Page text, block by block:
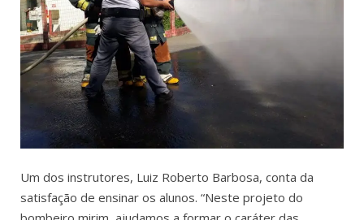
Um dos instrutores, Luiz Roberto Barbosa, conta da
satisfação de ensinar os alunos. “Neste projeto do